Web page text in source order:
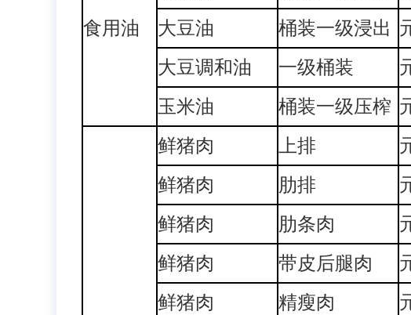
食用油
大豆油
桶装一级浸出
大豆调和油
一级桶装
玉米油
桶装一级压榨
鲜猪肉 上排
鲜猪肉
肋排
鲜猪肉
肋条肉
鲜猪肉
带皮后腿肉
鲜猪肉
精瘦肉